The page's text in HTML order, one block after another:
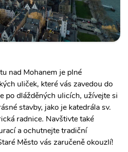
nad Mohanem je plné
uliček, které vás zavedou do
po dlážděných ulicích, užívejte si
stavby, jako je katedrála sv.
radnice. Navštivte také
a ochutnejte tradiční
Město vás zaručeně okouzlí!